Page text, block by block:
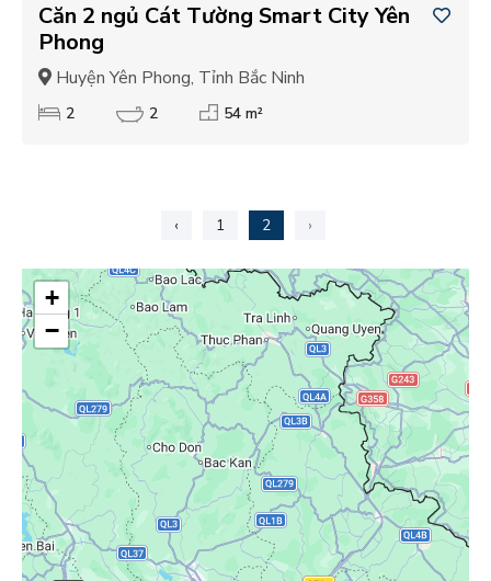
Căn 2 ngủ Cát Tường Smart City Yên
Phong
Huyện Yên Phong, Tỉnh Bắc Ninh
2 2 54 m²
‹ 1 2 ›
+
−